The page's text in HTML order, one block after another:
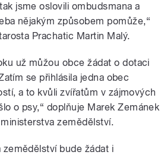
jsme oslovili ombudsmana a
nějakým způsobem pomůže,“
Prachatic Martin Malý.
už můžou obce žádat o dotaci
se přihlásila jedna obec
a to kvůli zvířatům v zájmových
o psy,“ doplňuje Marek Zemánek
zemědělství.
bude žádat i